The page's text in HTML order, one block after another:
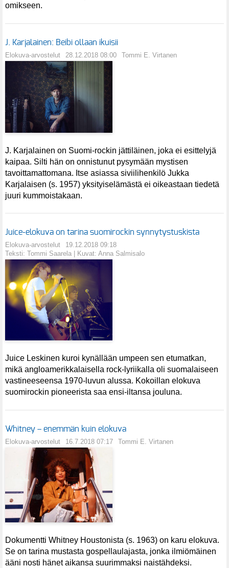
omikseen.
J. Karjalainen: Beibi ollaan ikuisii
Elokuva-arvostelut 28.12.2018 08:00 Tommi E. Virtanen
J. Karjalainen on Suomi-rockin jättiläinen, joka ei esittelyjä
kaipaa. Silti hän on onnistunut pysymään mystisen
tavoittamattomana. Itse asiassa siviilihenkilö Jukka
Karjalaisen (s. 1957) yksityiselämästä ei oikeastaan tiedetä
juuri kummoistakaan.
Juice-elokuva on tarina suomirockin synnytystuskista
Elokuva-arvostelut
19.12.2018 09:18
Teksti: Tommi Saarela | Kuvat: Anna Salmisalo
Juice Leskinen kuroi kynällään umpeen sen etumatkan,
mikä angloamerikkalaisella rock-lyriikalla oli suomalaiseen
vastineeseensa 1970-luvun alussa. Kokoillan elokuva
suomirockin pioneerista saa ensi-iltansa jouluna.
Whitney – enemmän kuin elokuva
Elokuva-arvostelut 16.7.2018 07:17 Tommi E. Virtanen
Dokumentti Whitney Houstonista (s. 1963) on karu elokuva.
Se on tarina mustasta gospellaulajasta, jonka ilmiömäinen
ääni nosti hänet aikansa suurimmaksi naistähdeksi.